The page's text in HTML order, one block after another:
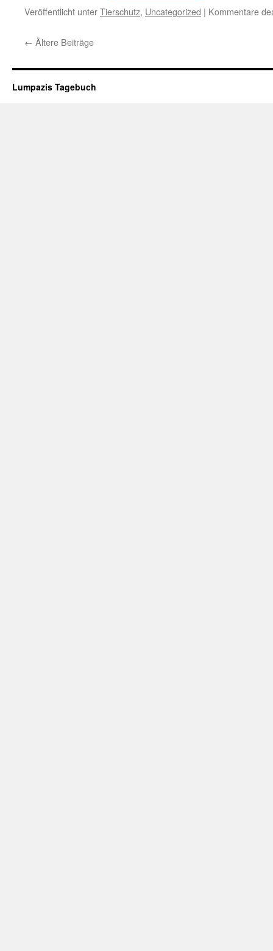
Veröffentlicht unterTierschutz, Uncategorized | Kommentare
← Ältere Beiträge
Lumpazis Tagebuch